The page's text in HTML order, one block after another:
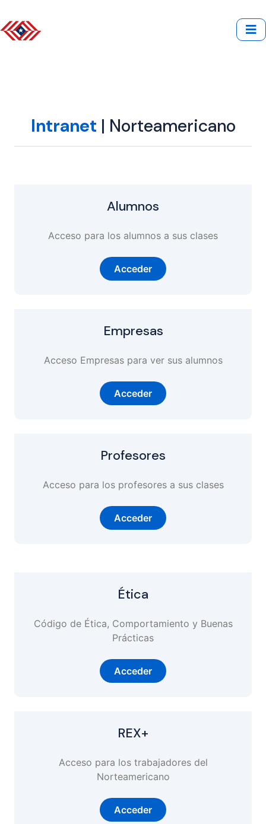
Intranet | Norteamericano
Alumnos
Acceso para los alumnos a sus clases
Acceder
Empresas
Acceso Empresas para ver sus alumnos
Acceder
Profesores
Acceso para los profesores a sus clases
Acceder
Ética
Código de Ética, Comportamiento y Buenas
Prácticas
Acceder
REX+
Acceso para los trabajadores del
Norteamericano
Acceder